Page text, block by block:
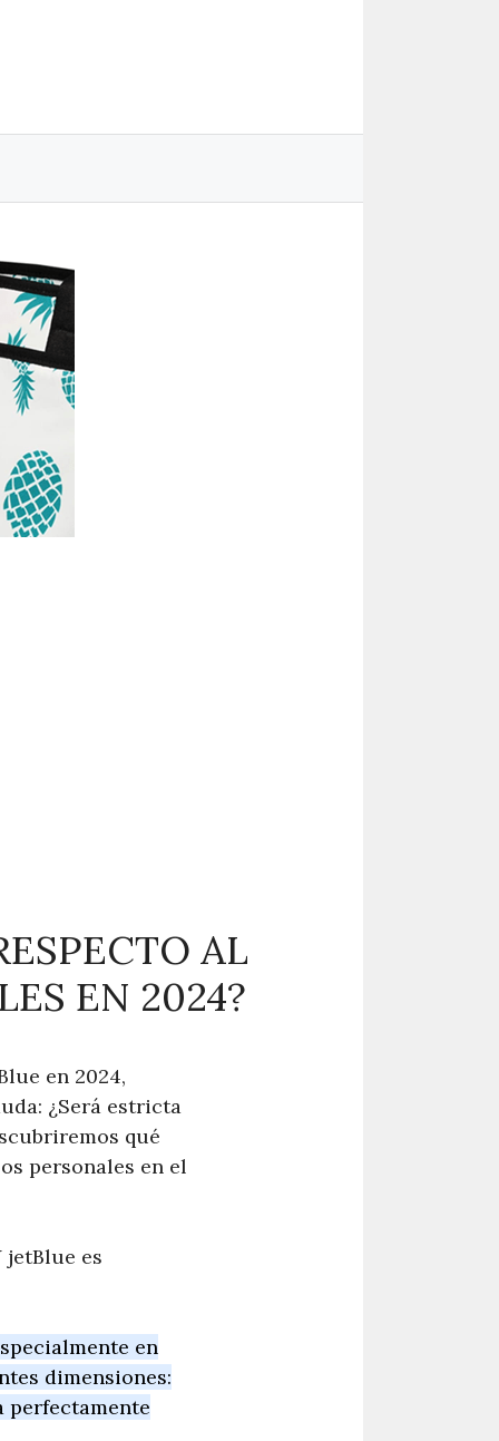
AL
EN 2024?
en 2024,
¿Será estricta
qué
personales en el
jetBlue es
en
dimensiones:
perfectamente